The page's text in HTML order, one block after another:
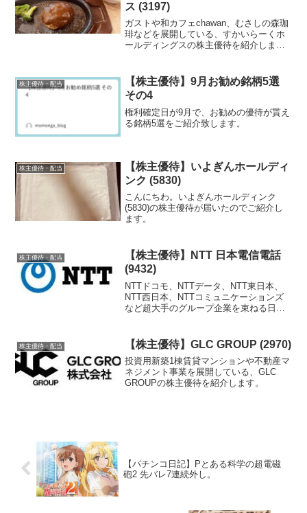
ス (3197)
ガストや和カフェchawan、むさしの森珈
琲などを展開している、すかいらーくホ
ールディングスの株主優待を紹介しま
株主優待・配当
【株主優待】9月お勧め銘柄5選
その4
権利確定日が9月で、お勧めの優待が貰え
る銘柄5選をご紹介致します。
株主優待・配当
【株主優待】いよぎんホールディ
ンク (5830)
こんにちわ。いよぎんホールディンク
(5830)の株主優待が届いたのでご紹介し
ます。
株主優待・配当
【株主優待】NTT 日本電信電話
(9432)
NTTドコモ、NTTデータ、NTT東日本、
NTT西日本、NTTコミュニケーションズ
など超大手のグループ企業を束ねる日本
株主優待・配当 【株主優待】GLC GROUP (2970)
投資用新築1棟賃貸マンションや不動産マ
ネジメント事業を展開している、GLC
GROUPの株主優待を紹介します。
【パチンコ日記】Pとある科学の超電磁
砲2 先バレ7連続外し。